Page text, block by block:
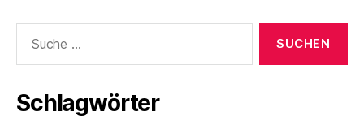
nach:
Schlagwörter